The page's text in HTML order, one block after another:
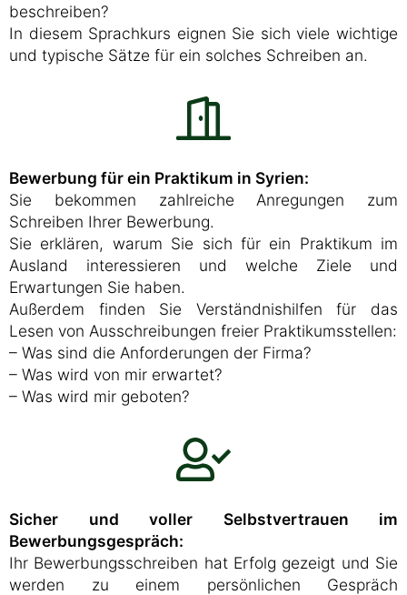
beschreiben?
In diesem Sprachkurs eignen Sie sich viele wichtige
und typische Sätze für ein solches Schreiben an.
Bewerbung für ein Praktikum in Syrien:
Sie bekommen zahlreiche Anregungen zum
Schreiben Ihrer Bewerbung.
Sie erklären, warum Sie sich für ein Praktikum im
Ausland interessieren und welche Ziele und
Erwartungen Sie haben.
Außerdem finden Sie Verständnishilfen für das
Lesen von Ausschreibungen freier Praktikumsstellen:
– Was sind die Anforderungen der Firma?
– Was wird von mir erwartet?
– Was wird mir geboten?
Sicher und voller Selbstvertrauen im
Bewerbungsgespräch:
Ihr Bewerbungsschreiben hat Erfolg gezeigt und Sie
werden zu einem persönlichen Gespräch